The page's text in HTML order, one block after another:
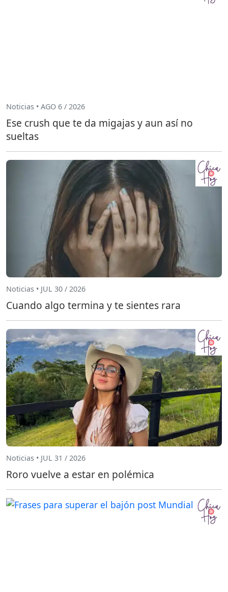
Noticias • AGO 6 / 2026
Ese crush que te da migajas y aun así no
sueltas
Noticias • JUL 30 / 2026
Cuando algo termina y te sientes rara
Noticias • JUL 31 / 2026
Roro vuelve a estar en polémica